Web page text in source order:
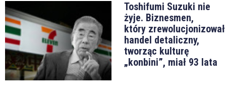
Toshifumi Suzuki nie
żyje. Biznesmen,
który zrewolucjonizował
handel detaliczny,
tworząc kulturę
„konbini”, miał 93 lata